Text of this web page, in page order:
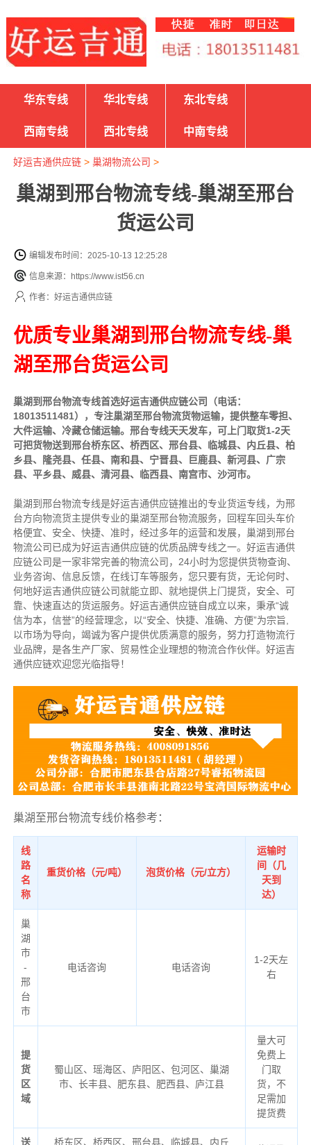
华东专线 华北专线 东北专线
西南专线 西北专线 中南专线
好运吉通供应链> 巢湖物流公司 >
巢湖到邢台物流专线-巢湖至邢台
货运公司
编辑发布时间：2025-10-13 12:25:28
信息来源：https://www.ist56.cn
作者：好运吉通供应链
优质专业巢湖到邢台物流专线-巢
湖至邢台货运公司
巢湖到邢台物流专线首选好运吉通供应链公司（电话：
18013511481），专注巢湖至邢台物流货物运输，提供整车零担、
大件运输、冷藏仓储运输。邢台专线天天发车，可上门取货1-2天
可把货物送到邢台桥东区、桥西区、邢台县、临城县、内丘县、柏
乡县、隆尧县、任县、南和县、宁晋县、巨鹿县、新河县、广宗
县、平乡县、威县、清河县、临西县、南宫市、沙河市。
巢湖到邢台物流专线是好运吉通供应链推出的专业货运专线，为邢
台方向物流货主提供专业的巢湖至邢台物流服务，回程车回头车价
格便宜、安全、快捷、准时，经过多年的运营和发展，巢湖到邢台
物流公司已成为好运吉通供应链的优质品牌专线之一。好运吉通供
应链公司是一家非常完善的物流公司，24小时为您提供货物查询、
业务咨询、信息反馈，在线订车等服务，您只要有货，无论何时、
何地好运吉通供应链公司就能立即、就地提供上门提货，安全、可
靠、快速直达的货运服务。好运吉通供应链自成立以来，秉承“诚
信为本，信誉”的经营理念，以“安全、快捷、准确、方便”为宗旨,
以市场为导向，竭诚为客户提供优质满意的服务，努力打造物流行
业品牌，是各生产厂家、贸易性企业理想的物流合作伙伴。好运吉
通供应链欢迎您光临指导！
巢湖至邢台物流专线价格参考：
线
路
名
称
重货价格（元/吨） 泡货价格（元/立方）
运输时
间（几
天到
达）
巢
湖
市
-
邢
台
市
电话咨询 电话咨询
1-2天左
右
提
货
区
域
蜀山区、瑶海区、庐阳区、包河区、巢湖
市、长丰县、肥东县、肥西县、庐江县
量大可
免费上
门取
货，不
足需加
提货费
送
桥东区、桥西区、邢台县、临城县、内丘